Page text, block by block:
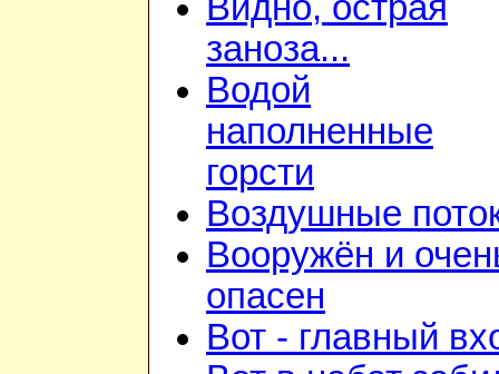
Видно, острая
заноза...
Водой
наполненные
горсти
Воздушные
Вооружён и
опасен
Вот - главный